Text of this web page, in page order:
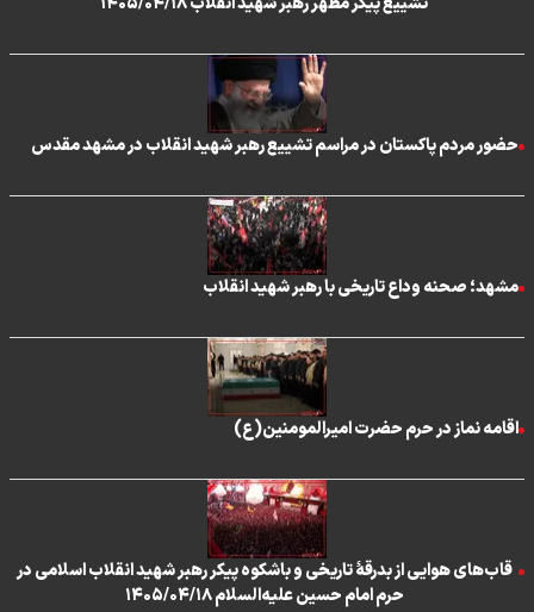
حضور مردم پاکستان در مراسم تشییع رهبر شهید انقلاب در مشهد مقدس
مشهد؛ صحنه وداع تاریخی با رهبر شهید انقلاب
اقامه نماز در حرم حضرت امیرالمومنین(ع)
قاب‌های هوایی از بدرقۀ تاریخی و باشکوه پیکر رهبر شهید انقلاب اسلامی در
حرم امام حسین علیه‌السلام ۱۴۰۵/۰۴/۱۸